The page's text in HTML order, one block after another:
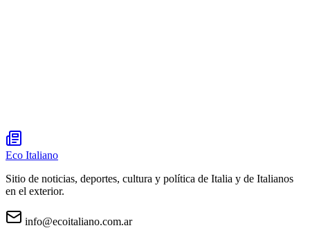
Eco Italiano
Sitio de noticias, deportes, cultura y política de Italia y de Italianos
en el exterior.
info@ecoitaliano.com.ar